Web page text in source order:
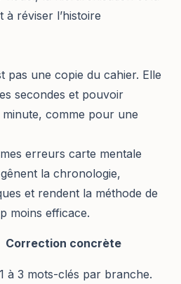
à réviser l’histoire
pas une copie du cahier. Elle
secondes et pouvoir
minute, comme pour une
erreurs carte mentale
la chronologie,
et rendent la méthode de
moins efficace.
Correction concrète
à 3 mots-clés par branche.